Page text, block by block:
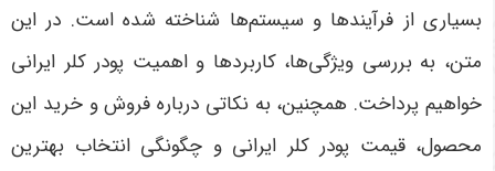
بسیاری از فرآیندها و سیستم‌ها شناخته شده است. در این
متن، به بررسی ویژگی‌ها، کاربردها و اهمیت پودر کلر ایرانی
خواهیم پرداخت. همچنین، به نکاتی درباره فروش و خرید این
محصول، قیمت پودر کلر ایرانی و چگونگی انتخاب بهترین